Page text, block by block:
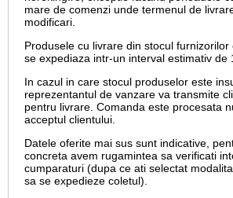
mare de comenzi unde termenul de
modificari.
Produsele cu livrare din stocul
se expediaza intr-un interval estimativ de
In cazul in care stocul produselor este
reprezentantul de vanzare va transmite
pentru livrare. Comanda este procesata
acceptul clientului.
Datele oferite mai sus sunt indicative,
concreta avem rugamintea sa verificati
cumparaturi (dupa ce ati selectat
sa se expedieze coletul).